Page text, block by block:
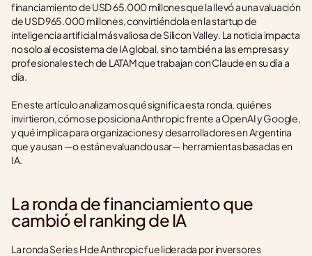
financiamiento de USD 65.000 millones que la llevó a una valuación
de USD 965.000 millones, convirtiéndola en la startup de
inteligencia artificial más valiosa de Silicon Valley. La noticia impacta
no solo al ecosistema de IA global, sino también a las empresas y
profesionales tech de LATAM que trabajan con Claude en su día a
día.
En este artículo analizamos qué significa esta ronda, quiénes
invirtieron, cómo se posiciona Anthropic frente a OpenAI y Google,
y qué implica para organizaciones y desarrolladores en Argentina
que ya usan —o están evaluando usar— herramientas basadas en
IA.
La ronda de financiamiento que
cambió el ranking de IA
La ronda Series H de Anthropic fue liderada por inversores